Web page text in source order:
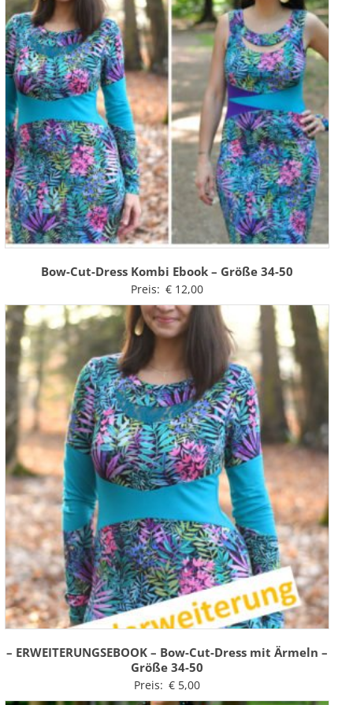
Bow-Cut-Dress Kombi Ebook – Größe 34-50
Preis: €12,00
– ERWEITERUNGSEBOOK – Bow-Cut-Dress mit Ärmeln –
Größe 34-50
Preis: €5,00